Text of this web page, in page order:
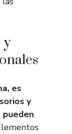
y
es
y
pueden